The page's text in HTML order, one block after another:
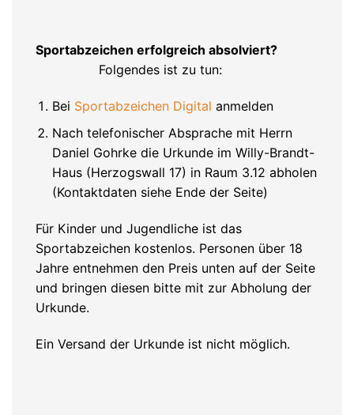
Sportabzeichen erfolgreich absolviert?
Folgendes ist zu tun:
Bei Sportabzeichen Digital anmelden
Nach telefonischer Absprache mit Herrn
Daniel Gohrke die Urkunde im Willy-Brandt-
Haus (Herzogswall 17) in Raum 3.12 abholen
(Kontaktdaten siehe Ende der Seite)
Für Kinder und Jugendliche ist das
Sportabzeichen kostenlos. Personen über 18
Jahre entnehmen den Preis unten auf der Seite
und bringen diesen bitte mit zur Abholung der
Urkunde.
Ein Versand der Urkunde ist nicht möglich.